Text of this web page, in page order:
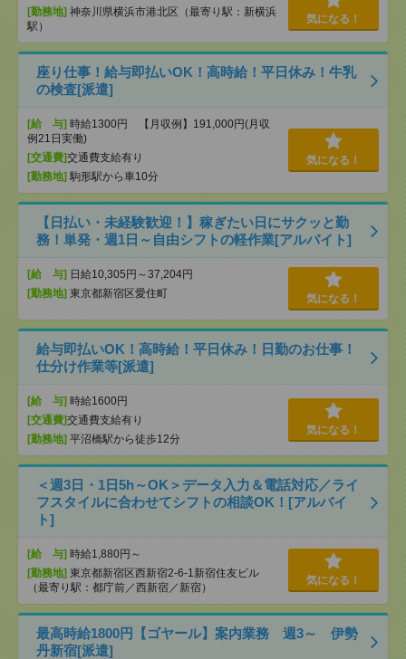
[勤務地] 神奈川県横浜市港北区（最寄り駅：新横浜
駅）
気になる！
座り仕事！給与即払いOK！高時給！平日休み！牛乳
の検査[派遣]
[給 与] 時給1300円 【月収例】191,000円(月収
例21日実働)
[交通費]交通費支給有り
[勤務地] 駒形駅から車10分
気になる！
【日払い・未経験歓迎！】稼ぎたい日にサクッと勤
務！単発・週1日～自由シフトの軽作業[アルバイト]
[給 与] 日給10,305円～37,204円
[勤務地] 東京都新宿区愛住町 気になる！
給与即払いOK！高時給！平日休み！日勤のお仕事！
仕分け作業等[派遣]
[給 与] 時給1600円
[交通費]交通費支給有り
[勤務地] 平沼橋駅から徒歩12分
気になる！
＜週3日・1日5h～OK＞データ入力＆電話対応／ライ
フスタイルに合わせてシフトの相談OK！[アルバイ
ト]
[給 与] 時給1,880円～
[勤務地] 東京都新宿区西新宿2-6-1新宿住友ビル
（最寄り駅：都庁前／西新宿／新宿）
気になる！
最高時給1800円【ゴヤール】案内業務 週3～ 伊勢
丹新宿[派遣]